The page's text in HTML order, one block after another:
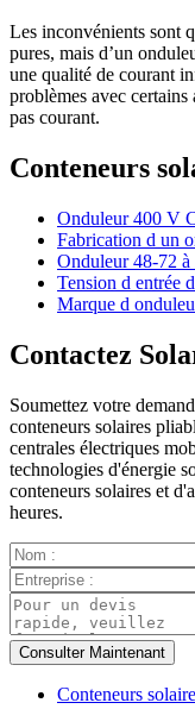
Les inconvénients sont
pures, mais d’un
une qualité de courant
problèmes avec
pas courant.
Conteneurs
Onduleur 400 V
Fabrication d un
Onduleur 48-72
Tension d entrée
Marque d
Contactez
Soumettez votre
conteneurs solaires
centrales électriques
technologies d'énergie
conteneurs solaires et
heures.
Conteneurs